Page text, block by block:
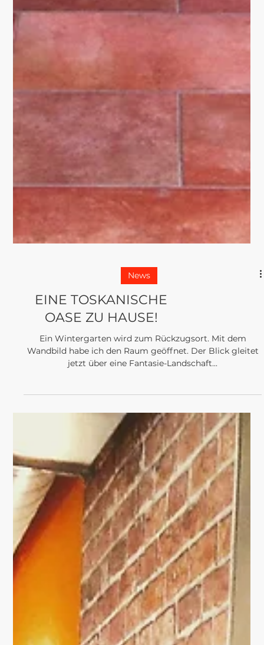
EINE TOSKANISCHE
OASE ZU HAUSE!
Ein Wintergarten wird zum Rückzugsort. Mit dem
Wandbild habe ich den Raum geöffnet. Der Blick gleitet
jetzt über eine Fantasie-Landschaft...